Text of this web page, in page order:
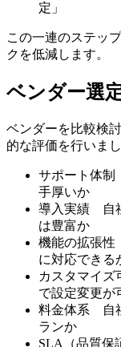
定」
この一連のステッ
クを低減します。
ベンダー選
ベンダーを比較検
的な評価を行いまし
サポート体制
手厚いか
導入実績 自
は豊富か
機能の拡張
に対応できる
カスタマイ
で設定変更が
料金体系 自
ランか
SLA（品質保